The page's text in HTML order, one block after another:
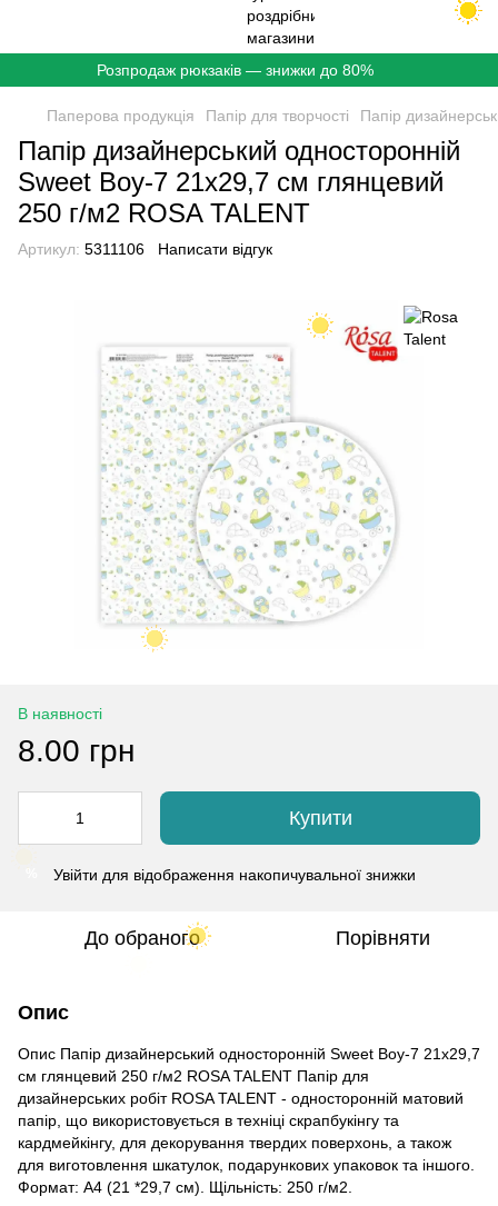
Розпродаж рюкзаків — знижки до 80%
Паперова продукцiя Папір для творчості Папір
Папір дизайнерський односторонній
Sweet Boy-7 21х29,7 см глянцевий
250 г/м2 ROSA TALENT
Артикул: 5311106 Написати відгук
В наявності
8.00 грн
Купити
% Увійти для відображення накопичувальної знижки
До обраного Порівняти
Опис
Опис Папір дизайнерський односторонній Sweet Boy-7 21х29,7
см глянцевий 250 г/м2 ROSA TALENT Папір для
дизайнерських робіт ROSA TALENT - односторонній матовий
папір, що використовується в техніці скрапбукінгу та
кардмейкінгу, для декорування твердих поверхонь, а також
для виготовлення шкатулок, подарункових упаковок та іншого.
Формат: А4 (21 *29,7 см). Щільність: 250 г/м2.